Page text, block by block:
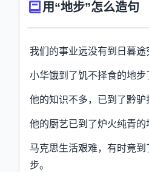
用“地步”怎么造句
我们的事业远没有到日暮途
小华饿到了饥不择食的地步
他的知识不多，已到了黔驴
他的厨艺已到了炉火纯青的
马克思生活艰难，有时竟
步。